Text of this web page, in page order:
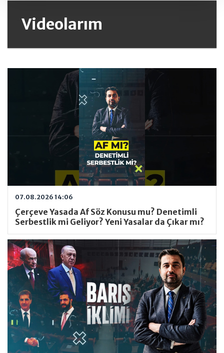
Videolarım
07.08.2026 14:06
Çerçeve Yasada Af Söz Konusu mu? Denetimli
Serbestlik mi Geliyor? Yeni Yasalar da Çıkar mı?